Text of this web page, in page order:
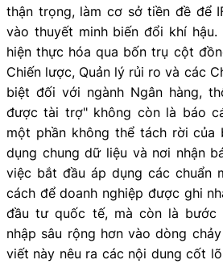
thận trọng, làm cơ sở tiền đề để
vào thuyết minh biến đổi khí
hiện thực hóa qua bốn trụ cột
Chiến lược, Quản lý rủi ro và các
biệt đối với ngành Ngân hàng,
được tài trợ" không còn là báo
một phần không thể tách rời của
dụng chung dữ liệu và nơi nhận
việc bắt đầu áp dụng các chuẩn
cách để doanh nghiệp được ghi
đầu tư quốc tế, mà còn là
nhập sâu rộng hơn vào dòng
viết này nêu ra các nội dung cốt lõi